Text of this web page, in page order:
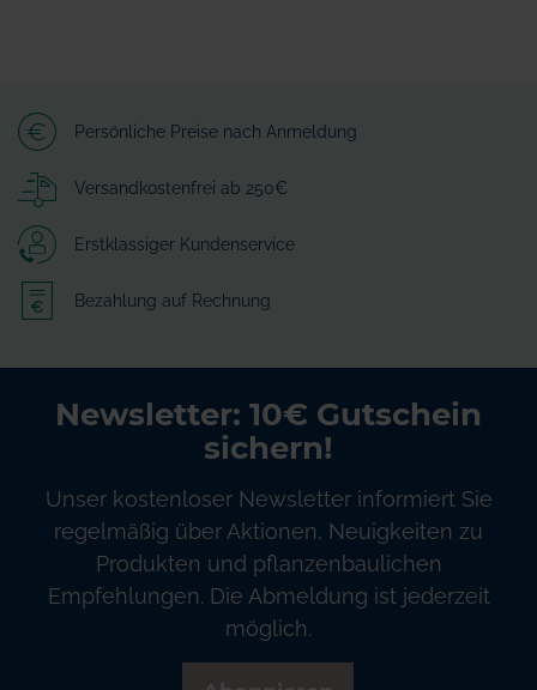
Persönliche Preise nach Anmeldung
Versandkostenfrei ab 250€
Erstklassiger Kundenservice
Bezahlung auf Rechnung
Newsletter: 10€ Gutschein
sichern!
Unser kostenloser Newsletter informiert Sie
regelmäßig über Aktionen, Neuigkeiten zu
Produkten und pflanzenbaulichen
Empfehlungen. Die Abmeldung ist jederzeit
möglich.